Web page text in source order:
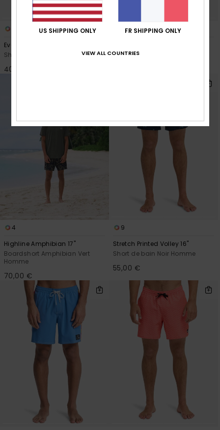
Everyday Holmes Volley 16"
Short de bain Noir Homme
40,00 €
Short de bain Vert Homme
4
Highline Amphibian 17"
Boardshort Amphibian Vert
Homme
70,00 €
9
Stretch Printed Volley 16"
Short de bain Noir Homme
55,00 €
US SHIPPING ONLY FR SHIPPING ONLY
VIEW ALL COUNTRIES